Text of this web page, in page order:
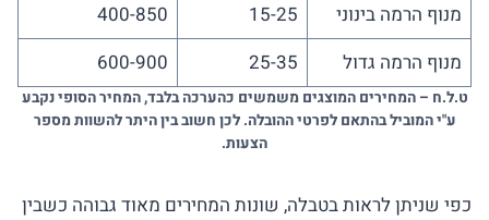
מנוף הרמה בינוני 15-25
400-850
מנוף הרמה גדול
25-35
600-900
ט.ל.ח – המחירים המוצגים משמשים כהערכה בלבד, המחיר הסופי נקבע
ע"י המוביל בהתאם לפרטי ההובלה. לכן חשוב בין היתר להשוות מספר
הצעות.
כפי שניתן לראות בטבלה, שונות המחירים מאוד גבוהה כשבין